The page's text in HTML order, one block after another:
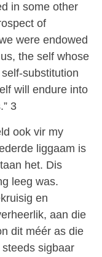
in some other
of
were endowed
the self whose
substitution
will endure into
3
ook vir my
liggaam is
het. Dis
leeg was.
en
aan die
dit méér as die
sigbaar